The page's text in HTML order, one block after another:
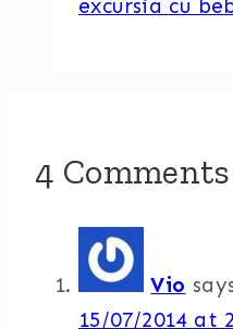
excursia cu
4 Comments
Vio
15/07/2014 at